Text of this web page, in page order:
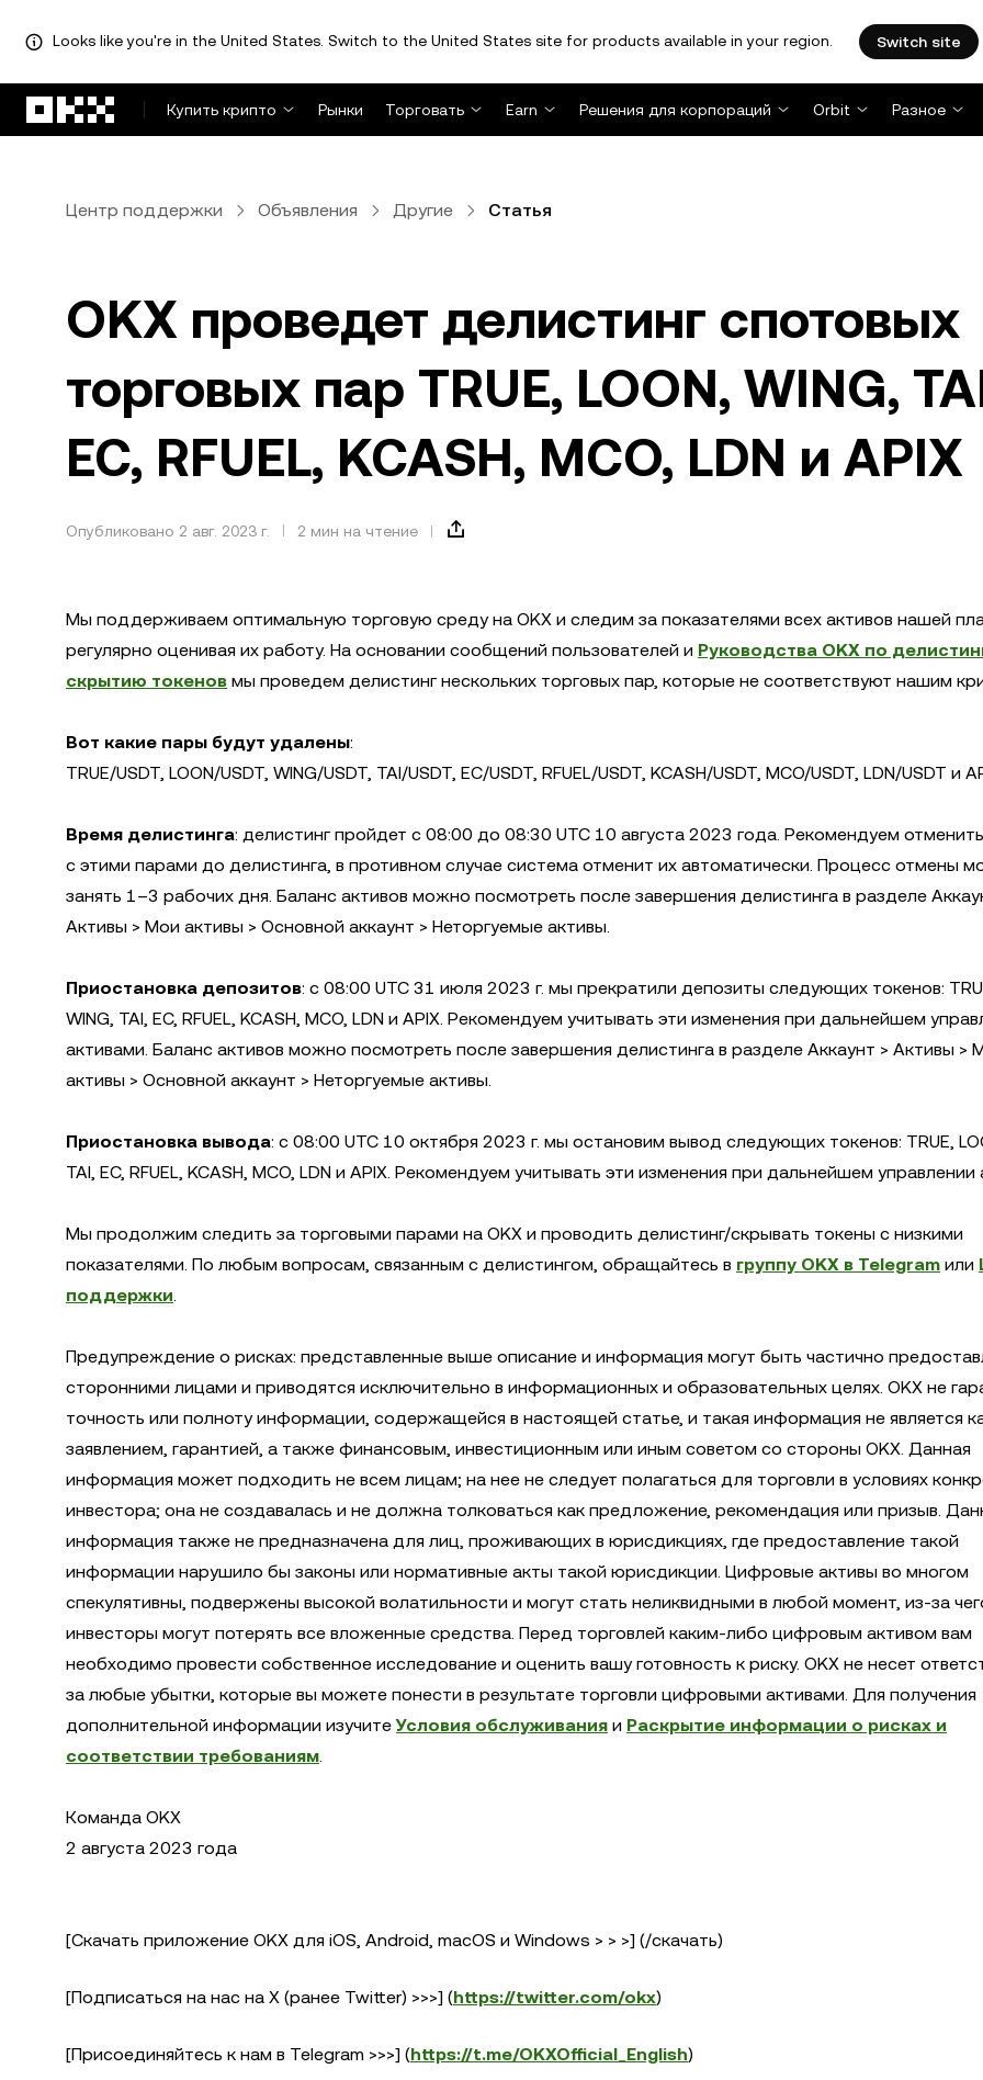
Looks like you're in the United States. Switch to the United States site for products available in your region. Switch site
Купить крипто
Рынки Торговать Earn Решения для корпораций Orbit Разное
Центр поддержки Объявления Другие Статья
OKX проведет делистинг спотовых
торговых пар TRUE, LOON, WING,
EC, RFUEL, KCASH, MCO, LDN и APIX
Опубликовано 2 авг. 2023 г. 2 мин на чтение
Мы поддерживаем оптимальную торговую среду на OKX и следим за показателями всех активов нашей
регулярно оценивая их работу. На основании сообщений пользователей и Руководства OKX по
скрытию токенов мы проведем делистинг нескольких торговых пар, которые не соответствуют нашим
Вот какие пары будут удалены:
TRUE/USDT, LOON/USDT, WING/USDT, TAI/USDT, EC/USDT, RFUEL/USDT, KCASH/USDT, MCO/USDT, LDN/USDT и
Время делистинга: делистинг пройдет с 08:00 до 08:30 UTC 10 августа 2023 года. Рекомендуем
с этими парами до делистинга, в противном случае система отменит их автоматически. Процесс отмены
занять 1–3 рабочих дня. Баланс активов можно посмотреть после завершения делистинга в разделе
Активы > Мои активы > Основной аккаунт > Неторгуемые активы.
Приостановка депозитов: с 08:00 UTC 31 июля 2023 г. мы прекратили депозиты следующих токенов:
WING, TAI, EC, RFUEL, KCASH, MCO, LDN и APIX. Рекомендуем учитывать эти изменения при дальнейшем
активами. Баланс активов можно посмотреть после завершения делистинга в разделе Аккаунт > Активы >
активы > Основной аккаунт > Неторгуемые активы.
Приостановка вывода: с 08:00 UTC 10 октября 2023 г. мы остановим вывод следующих токенов: TRUE,
TAI, EC, RFUEL, KCASH, MCO, LDN и APIX. Рекомендуем учитывать эти изменения при дальнейшем управлении
Мы продолжим следить за торговыми парами на OKX и проводить делистинг/скрывать токены с низкими
показателями. По любым вопросам, связанным с делистингом, обращайтесь в группу OKX в Telegram или
поддержки.
Предупреждение о рисках: представленные выше описание и информация могут быть частично
сторонними лицами и приводятся исключительно в информационных и образовательных целях. OKX не
точность или полноту информации, содержащейся в настоящей статье, и такая информация не является
заявлением, гарантией, а также финансовым, инвестиционным или иным советом со стороны OKX. Данная
информация может подходить не всем лицам; на нее не следует полагаться для торговли в условиях
инвестора; она не создавалась и не должна толковаться как предложение, рекомендация или призыв.
информация также не предназначена для лиц, проживающих в юрисдикциях, где предоставление такой
информации нарушило бы законы или нормативные акты такой юрисдикции. Цифровые активы во многом
спекулятивны, подвержены высокой волатильности и могут стать неликвидными в любой момент, из-за
инвесторы могут потерять все вложенные средства. Перед торговлей каким-либо цифровым активом вам
необходимо провести собственное исследование и оценить вашу готовность к риску. OKX не несет
за любые убытки, которые вы можете понести в результате торговли цифровыми активами. Для получения
дополнительной информации изучитеУсловия обслуживания и Раскрытие информации о рисках и
соответствии требованиям.
Команда OKX
2 августа 2023 года
[Скачать приложение OKX для iOS, Android, macOS и Windows > > >] (/скачать)
[Подписаться на нас на X (ранее Twitter) >>>] (https://twitter.com/okx)
[Присоединяйтесь к нам в Telegram >>>] (https://t.me/OKXOfficial_English)